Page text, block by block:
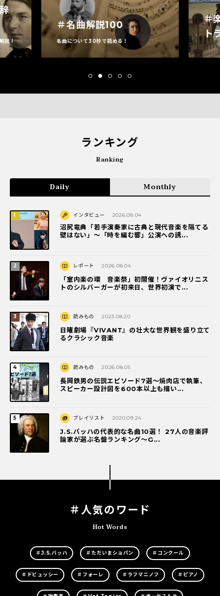
説！
＃名曲解説100
名曲について30秒で読める！
＃
ト
ランキング
Ranking
Daily Monthly
インタビュー 2026.08.04
沼尻竜典「若手演奏家に古典と現代音楽を隔てる
壁はない」～「時を編む響」公演への誘...
レポート 2026.08.04
「室内楽の環 音楽祭」初開催！ヴァイオリニス
トのシルバーガーが初来日、世界初演で...
読みもの 2023.08.20
日曜劇場『VIVANT』の壮大な世界観を盛り立て
るクラシック音楽
読みもの 2026.08.05
長岡鉄男の伝説エピソード7選〜焼肉店で執筆、
スピーカー設計図を600本以上も描い...
プレイリスト 2020.09.24
J.S.バッハの代表的な名曲10選！ 27人の音楽評
論家が選ぶ名盤ランキング〜G...
＃人気のワード
Hot Words
＃J.S.バッハ ＃ただいまショパン ＃コンクール
＃ドビュッシー ＃フォーレ ＃ラフマニノフ ＃ピアノ